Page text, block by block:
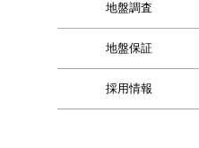
地盤調査
地盤保証
採用情報